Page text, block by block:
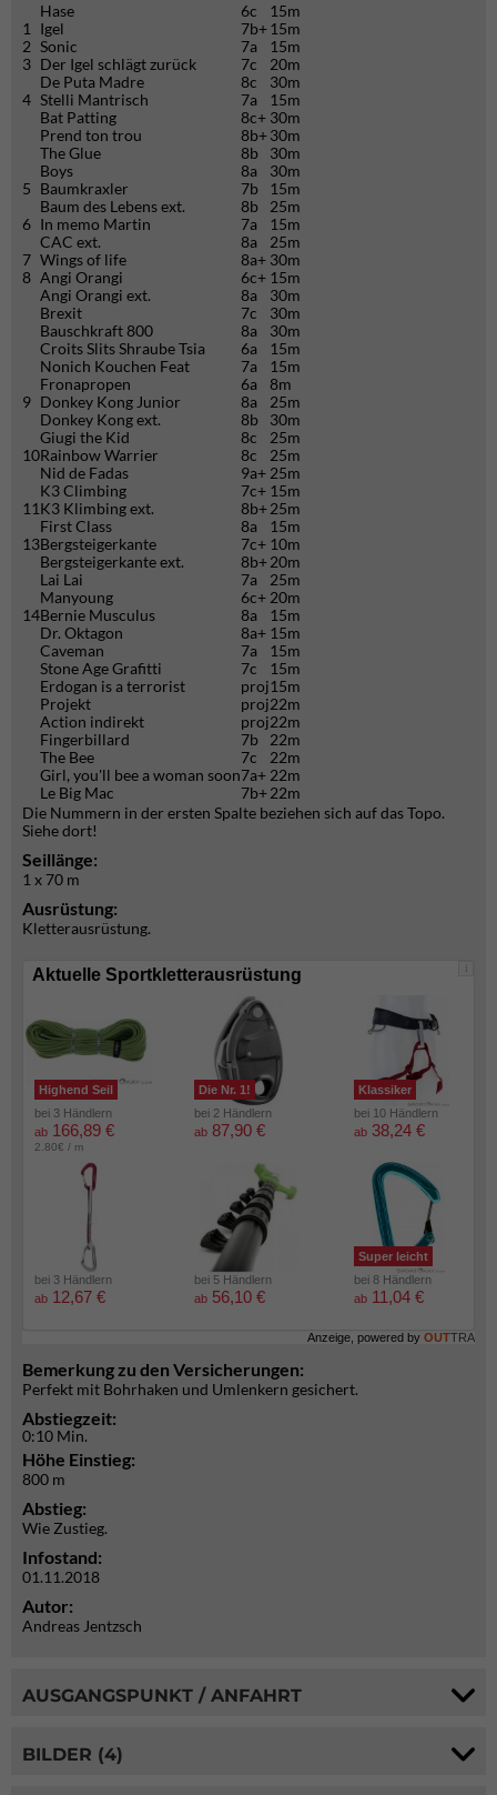
Hase
6c
15m
1 Igel 7b+15m
2 Sonic 7a
15m
3 Der Igel schlägt zurück 7c
20m
De Puta Madre
8c
30m
4 Stelli Mantrisch 7a
15m
Bat Patting
8c+ 30m
Prend ton trou
8b+30m
The Glue
8b
30m
Boys
8a
30m
5 Baumkraxler 7b
15m
Baum des Lebens ext.
8b
25m
6 In memo Martin 7a
15m
CAC ext.
8a
25m
7 Wings of life 8a+ 30m
8 Angi Orangi 6c+ 15m
Angi Orangi ext.
8a
30m
Brexit
7c
30m
Bauschkraft 800
8a
30m
Croits Slits Shraube Tsia
6a
15m
Nonich Kouchen Feat
7a
15m
Fronapropen
6a
8m
9 Donkey Kong Junior 8a
25m
Donkey Kong ext.
8b
30m
Giugi the Kid
8c
25m
10Rainbow Warrier 8c
25m
Nid de Fadas
9a+ 25m
K3 Climbing
7c+ 15m
11K3 Klimbing ext. 8b+25m
First Class
8a
15m
13Bergsteigerkante 7c+ 10m
Bergsteigerkante ext.
8b+20m
Lai Lai
7a
25m
Manyoung
6c+ 20m
14Bernie Musculus 8a
15m
Dr. Oktagon
8a+ 15m
Caveman
7a
15m
Stone Age Grafitti
7c
15m
Erdogan is a terrorist
proj15m
Projekt
proj22m
Action indirekt
proj22m
Fingerbillard
7b
22m
The Bee
7c
22m
Girl, you'll bee a woman soon7a+ 22m
Le Big Mac
7b+22m
Die Nummern in der ersten Spalte beziehen sich auf das Topo.
Siehe dort!
Seillänge:
1 x 70 m
Ausrüstung:
Kletterausrüstung.
i
Aktuelle Sportkletterausrüstung
Highend Seil
bei 3 Händlern
ab 166,89 €
2.80€ / m
Die Nr. 1!
bei 2 Händlern
ab 87,90 €
Klassiker
bei 10 Händlern
ab 38,24 €
bei 3 Händlern
ab 12,67 €
bei 5 Händlern
ab 56,10 €
Super leicht
bei 8 Händlern
ab 11,04 €
Anzeige, powered by OUTTRA
Bemerkung zu den Versicherungen:
Perfekt mit Bohrhaken und Umlenkern gesichert.
Abstiegzeit:
0:10 Min.
Höhe Einstieg:
800 m
Abstieg:
Wie Zustieg.
Infostand:
01.11.2018
Autor:
Andreas Jentzsch
AUSGANGSPUNKT / ANFAHRT
BILDER (4)